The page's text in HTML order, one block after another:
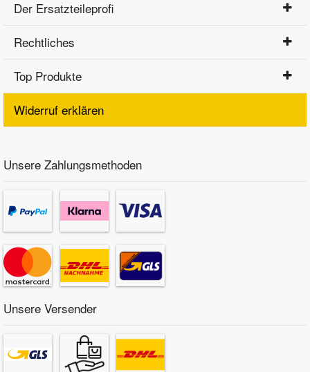
Der Ersatzteileprofi
Rechtliches
Top Produkte
Widerruf erklären
Unsere Zahlungsmethoden
Unsere Versender